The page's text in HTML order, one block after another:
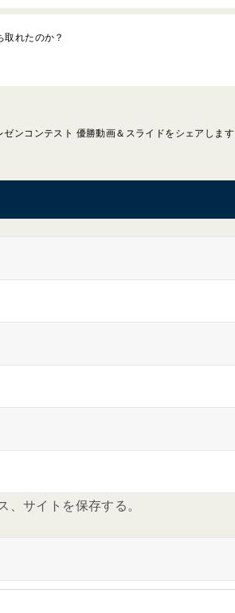
取れたのか？
ゼンコンテスト 優勝動画＆スライドをシェアします
サイトを保存する。